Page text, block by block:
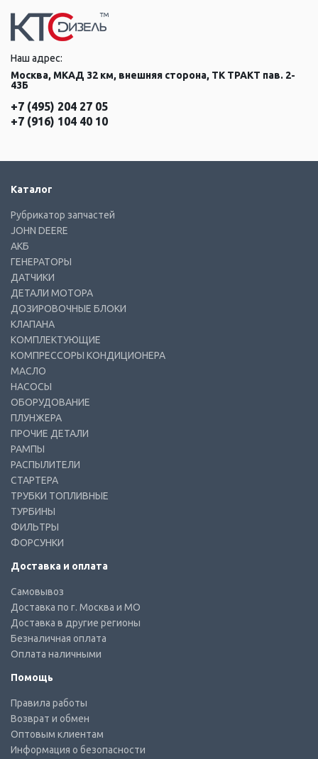
Наш адрес:
Москва, МКАД 32 км, внешняя сторона, ТК ТРАКТ пав. 2-
43Б
+7 (495) 204 27 05
+7 (916) 104 40 10
Каталог
Рубрикатор запчастей
JOHN DEERE
АКБ
ГЕНЕРАТОРЫ
ДАТЧИКИ
ДЕТАЛИ МОТОРА
ДОЗИРОВОЧНЫЕ БЛОКИ
КЛАПАНА
КОМПЛЕКТУЮЩИЕ
КОМПРЕССОРЫ КОНДИЦИОНЕРА
МАСЛО
НАСОСЫ
ОБОРУДОВАНИЕ
ПЛУНЖЕРА
ПРОЧИЕ ДЕТАЛИ
РАМПЫ
РАСПЫЛИТЕЛИ
СТАРТЕРА
ТРУБКИ ТОПЛИВНЫЕ
ТУРБИНЫ
ФИЛЬТРЫ
ФОРСУНКИ
Доставка и оплата
Самовывоз
Доставка по г. Москва и МО
Доставка в другие регионы
Безналичная оплата
Оплата наличными
Помощь
Правила работы
Возврат и обмен
Оптовым клиентам
Информация о безопасности